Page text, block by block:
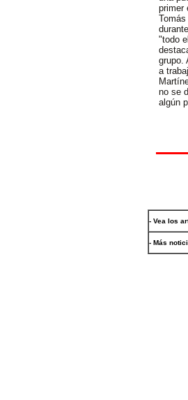
primer
"todo
grupo.
a
no se
algún
- Vea los
- Más